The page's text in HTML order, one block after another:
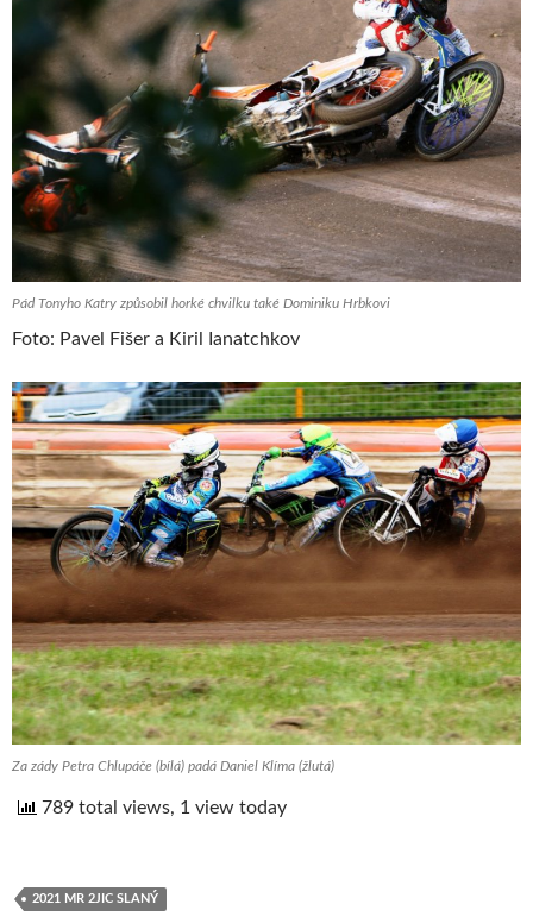
Pád Tonyho Katry způsobil horké chvilku také Dominiku Hrbkovi
Foto: Pavel Fišer a Kiril Ianatchkov
Za zády Petra Chlupáče (bílá) padá Daniel Klíma (žlutá)
789 total views, 1 view today
2021 MR 2JIC SLANÝ